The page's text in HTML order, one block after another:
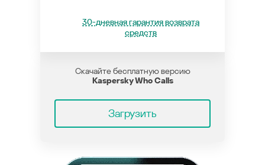
30-дневная гарантия возврата
средств
Скачайте бесплатную версию
Kaspersky Who Calls
Загрузить